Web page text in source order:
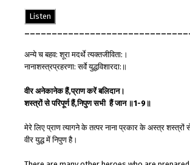
Listen
अन्ये च बहव: शूरा मदर्थे त्यक्तजीविता:।
नानाशस्त्रप्रहरणा: सर्वे युद्धविशारदा:॥
वीरअनेकानेकहैं,प्राणकरेंबलिदान।
शस्त्रोंसेपरिपूर्ण हैं,निपुणसभी हैंजान ॥1-9 ॥
मेरे लिए प्राण त्यागने के तत्पर नाना प्रकार के अस्त्र
वीर युद्ध में निपुण है।